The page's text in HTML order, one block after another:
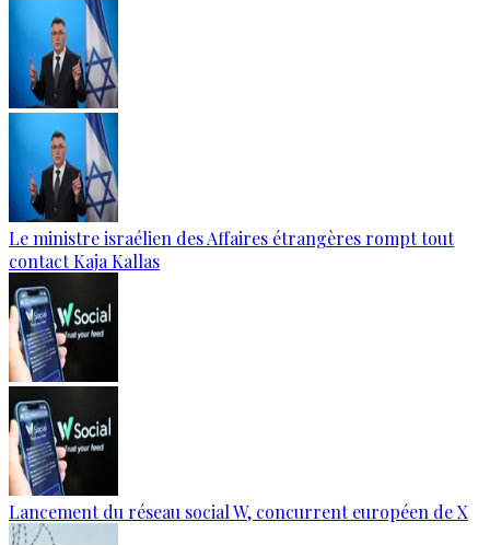
Le ministre israélien des Affaires étrangères rompt tout
contact Kaja Kallas
Lancement du réseau social W, concurrent européen de X